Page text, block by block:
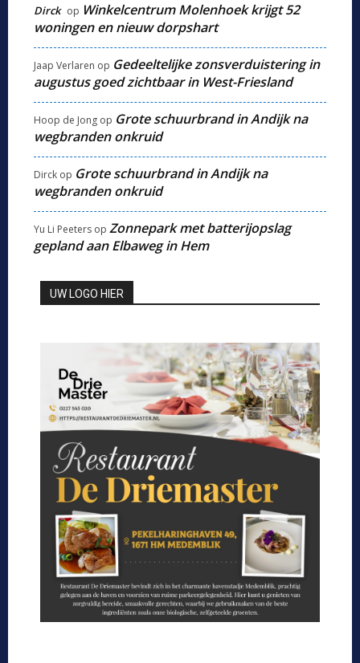
Dirck op Winkelcentrum Molenhoek krijgt 52
woningen en nieuw dorpshart
Jaap Verlaren op Gedeeltelijke zonsverduistering in
augustus goed zichtbaar in West-Friesland
Hoop de Jong op Grote schuurbrand in Andijk na
wegbranden onkruid
Dirck op Grote schuurbrand in Andijk na
wegbranden onkruid
Yu Li Peeters op Zonnepark met batterijopslag
gepland aan Elbaweg in Hem
UW LOGO HIER